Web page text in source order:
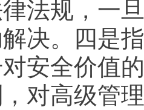
法规，一
决。四是
安全价值
对高级管